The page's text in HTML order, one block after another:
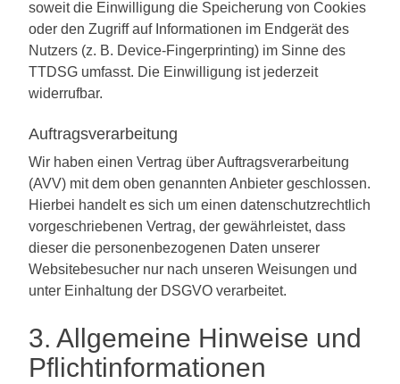
soweit die Einwilligung die Speicherung von Cookies
oder den Zugriff auf Informationen im Endgerät des
Nutzers (z. B. Device-Fingerprinting) im Sinne des
TTDSG umfasst. Die Einwilligung ist jederzeit
widerrufbar.
Auftragsverarbeitung
Wir haben einen Vertrag über Auftragsverarbeitung
(AVV) mit dem oben genannten Anbieter geschlossen.
Hierbei handelt es sich um einen datenschutzrechtlich
vorgeschriebenen Vertrag, der gewährleistet, dass
dieser die personenbezogenen Daten unserer
Websitebesucher nur nach unseren Weisungen und
unter Einhaltung der DSGVO verarbeitet.
3. Allgemeine Hinweise und
Pflicht­informationen